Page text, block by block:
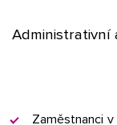
Administrativní
Zaměstnanci